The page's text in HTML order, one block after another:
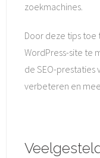
zoekmachines.
Door deze tips toe
WordPress-site te
de SEO-prestaties
verbeteren en